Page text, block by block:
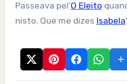
Passeava pel’O Eleito
nisto. Que me dizes Isabela